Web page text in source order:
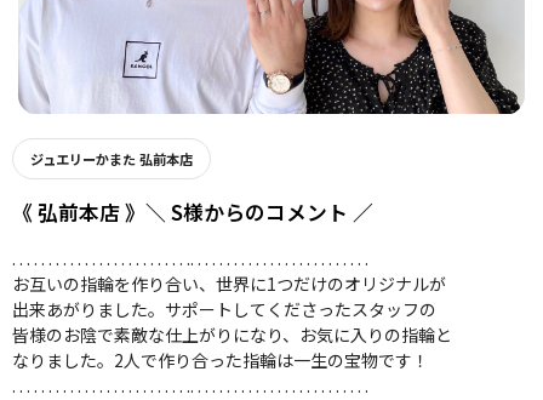
ジュエリーかまた 弘前本店
《 弘前本店 》＼ S様からのコメント ／
. . . . . . . . . . . . . . . . . . . . . . . . .. . . . . . . . . . . . . . . . . . . . . . . . .
お互いの指輪を作り合い、世界に1つだけのオリジナルが
出来あがりました。サポートしてくださったスタッフの
皆様のお陰で素敵な仕上がりになり、お気に入りの指輪と
なりました。2人で作り合った指輪は一生の宝物です！
. . . . . . . . . . . . . . . . . . . . . . . . .. . . . . . . . . . . . . . . . . . . . . . . . .